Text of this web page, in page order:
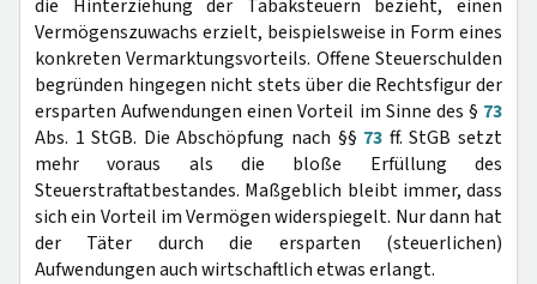
die Hinterziehung der Tabaksteuern bezieht, einen
Vermögenszuwachs erzielt, beispielsweise in Form eines
konkreten Vermarktungsvorteils. Offene Steuerschulden
begründen hingegen nicht stets über die Rechtsfigur der
ersparten Aufwendungen einen Vorteil im Sinne des § 73
Abs. 1 StGB. Die Abschöpfung nach §§ 73 ff. StGB setzt
mehr voraus als die bloße Erfüllung des
Steuerstraftatbestandes. Maßgeblich bleibt immer, dass
sich ein Vorteil im Vermögen widerspiegelt. Nur dann hat
der Täter durch die ersparten (steuerlichen)
Aufwendungen auch wirtschaftlich etwas erlangt.